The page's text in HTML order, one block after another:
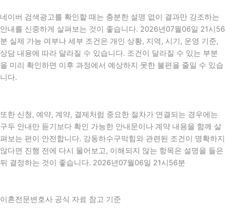
네이버 검색광고를 확인할 때는 충분한 설명 없이 결과만 강조하는
안내를 신중하게 살펴보는 것이 좋습니다. 2026년07월06일 21시56
분 실제 가능 여부나 세부 조건은 개인 상황, 지역, 시기, 운영 기준,
상담 내용에 따라 달라질 수 있습니다. 조건이 달라질 수 있는 부분
을 미리 확인하면 이후 과정에서 예상하지 못한 불편을 줄일 수 있습
니다.
또한 신청, 예약, 계약, 결제처럼 중요한 절차가 연결되는 경우에는
구두 안내만 듣기보다 확인 가능한 안내문이나 계약 내용을 함께 살
펴보는 편이 안전합니다. 강동하수구막힘와 관련된 조건이 명확하지
않다면 진행 전에 다시 물어보고, 이해되지 않는 항목은 설명을 들은
뒤 결정하는 것이 좋습니다. 2026년07월06일 21시56분
이혼전문변호사 공식 자료 참고 기준